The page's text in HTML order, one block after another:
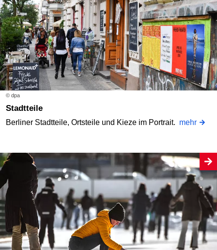
© dpa
Stadtteile
Berliner Stadtteile, Ortsteile und Kieze im Portrait. mehr